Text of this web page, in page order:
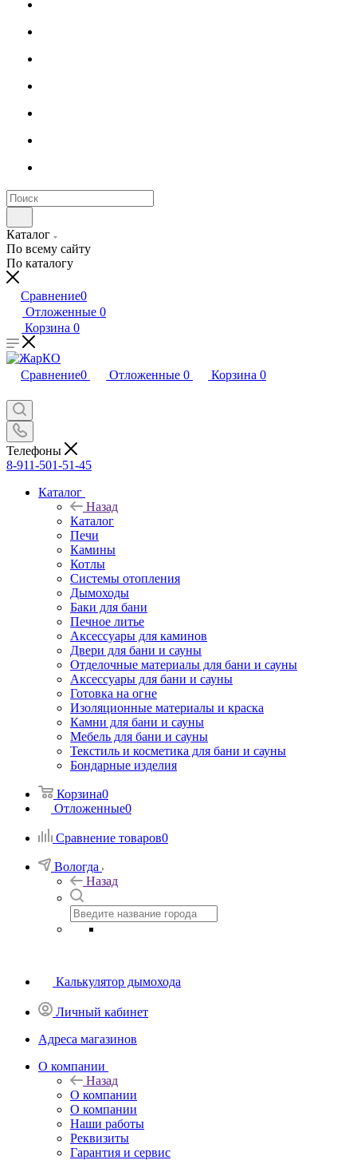
Каталог
По всему сайту
По каталогу
Сравнение0
Отложенные 0
Корзина 0
Сравнение0 Отложенные 0 Корзина 0
Телефоны
8-911-501-51-45
Каталог
Назад
Каталог
Печи
Камины
Котлы
Системы отопления
Дымоходы
Баки для бани
Печное литье
Аксессуары для каминов
Двери для бани и сауны
Отделочные материалы для бани и сауны
Аксессуары для бани и сауны
Готовка на огне
Изоляционные материалы и краска
Камни для бани и сауны
Мебель для бани и сауны
Текстиль и косметика для бани и сауны
Бондарные изделия
Корзина0
Отложенные0
Сравнение товаров0
Вологда
Назад
Калькулятор дымохода
Личный кабинет
Адреса магазинов
O компании
Назад
O компании
О компании
Наши работы
Реквизиты
Гарантия и сервис